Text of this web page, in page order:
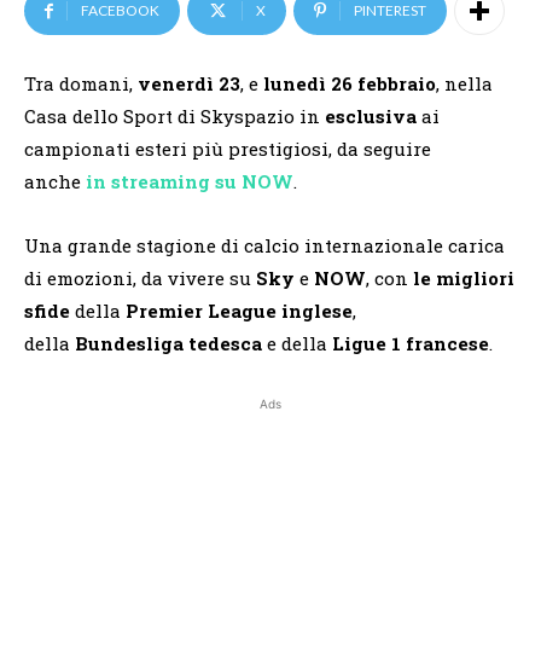
FACEBOOK X PINTEREST
Tra domani, venerdì 23, e lunedì 26 febbraio, nella
Casa dello Sport di Skyspazio in esclusiva ai
campionati esteri più prestigiosi, da seguire
anche in streaming su NOW.
Una grande stagione di calcio internazionale carica
di emozioni, da vivere su Sky e NOW, con le migliori
sfide della Premier League inglese,
della Bundesliga tedesca e della Ligue 1 francese.
Ads